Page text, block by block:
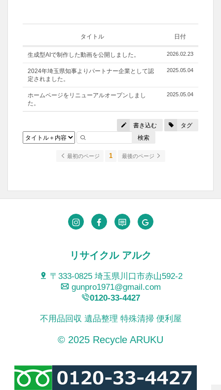
タイトル 日付
生成型AIで制作した動画を公開しました。 2026.02.23
2024年埼玉県知事よりパートナー企業として認
定されました。
2025.05.04
ホームページをリニューアルオープンしまし
た。
2025.05.04
書き込む
タグ
検索
最初のページ 1 最後のページ
リサイクル アルク
〒333-0825 埼玉県川口市赤山592-2
gunpro1971@gmail.com
0120-33-4427
不用品回収 遺品整理 特殊清掃 便利屋
© 2025 Recycle ARUKU